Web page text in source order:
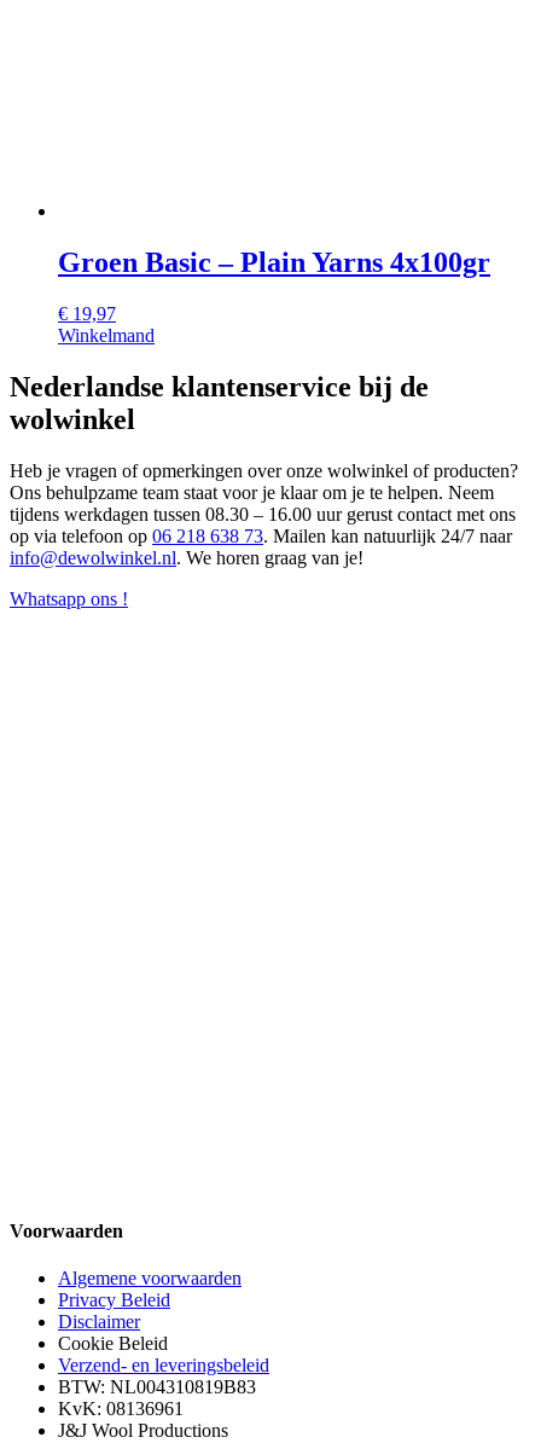
Groen Basic – Plain Yarns 4x100gr
€ 19,97
Winkelmand
Nederlandse klantenservice bij de
wolwinkel
Heb je vragen of opmerkingen over onze wolwinkel of producten?
Ons behulpzame team staat voor je klaar om je te helpen. Neem
tijdens werkdagen tussen 08.30 – 16.00 uur gerust contact met ons
op via telefoon op 06 218 638 73. Mailen kan natuurlijk 24/7 naar
info@dewolwinkel.nl. We horen graag van je!
Whatsapp ons !
Voorwaarden
Algemene voorwaarden
Privacy Beleid
Disclaimer
Cookie Beleid
Verzend- en leveringsbeleid
BTW: NL004310819B83
KvK: 08136961
J&J Wool Productions